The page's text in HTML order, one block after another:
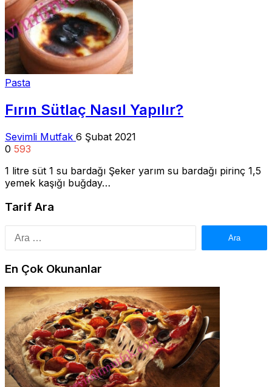
Pasta
Fırın Sütlaç Nasıl Yapılır?
Sevimli Mutfak 6 Şubat 2021
0 593
1 litre süt 1 su bardağı Şeker yarım su bardağı pirinç 1,5
yemek kaşığı buğday…
Tarif Ara
En Çok Okunanlar